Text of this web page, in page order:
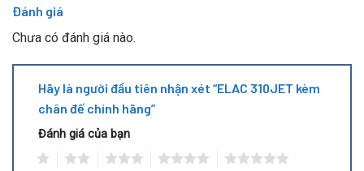
Đánh giá
Chưa có đánh giá nào.
Hãy là người đầu tiên nhận xét “ELAC 310JET kèm
chân đế chính hãng”
Đánh giá của bạn